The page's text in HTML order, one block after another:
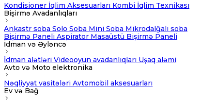
Kondisioner İqlim Aksesuarları Kombi İqlim Texnikası
Bişirmə Avadanlıqları
Ankastr soba Solo Soba Mini Soba Mikrodalğalı soba
Bişirmə Paneli Aspirator Masaüstü Bişirmə Paneli
İdman və Əyləncə
İdman alətləri Videooyun avadanlıqları Uşaq aləmi
Avto və Moto elektronika
Nəqliyyat vasitələri Avtomobil aksesuarları
Ev və Bağ